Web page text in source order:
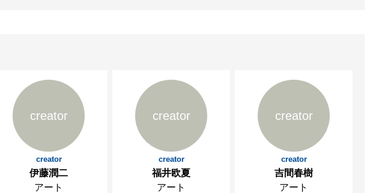
creator
creator
伊藤潤二
アート
creator
creator
福井欧夏
アート
creator
creator
吉間春樹
アート